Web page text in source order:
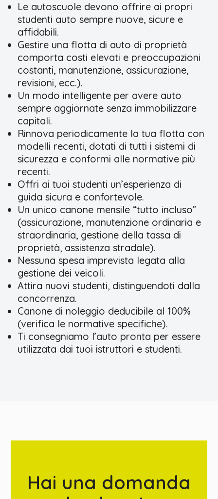
Le autoscuole devono offrire ai propri
studenti auto sempre nuove, sicure e
affidabili.
Gestire una flotta di auto di proprietà
comporta costi elevati e preoccupazioni
costanti, manutenzione, assicurazione,
revisioni, ecc.).
Un modo intelligente per avere auto
sempre aggiornate senza immobilizzare
capitali.
Rinnova periodicamente la tua flotta con
modelli recenti, dotati di tutti i sistemi di
sicurezza e conformi alle normative più
recenti.
Offri ai tuoi studenti un’esperienza di
guida sicura e confortevole.
Un unico canone mensile “tutto incluso”
(assicurazione, manutenzione ordinaria e
straordinaria, gestione della tassa di
proprietà, assistenza stradale).
Nessuna spesa imprevista legata alla
gestione dei veicoli.
Attira nuovi studenti, distinguendoti dalla
concorrenza.
Canone di noleggio deducibile al 100%
(verifica le normative specifiche).
Ti consegniamo l’auto pronta per essere
utilizzata dai tuoi istruttori e studenti.
Hai una domanda